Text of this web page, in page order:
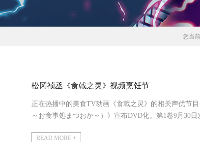
您当
松冈祯丞《食戟之灵》视频烹饪节
正在热播中的美食TV动画《食戟之灵》的相关声优节
～お食事処まつおか～）》宣布DVD化。第1卷9月30日
READ MORE +